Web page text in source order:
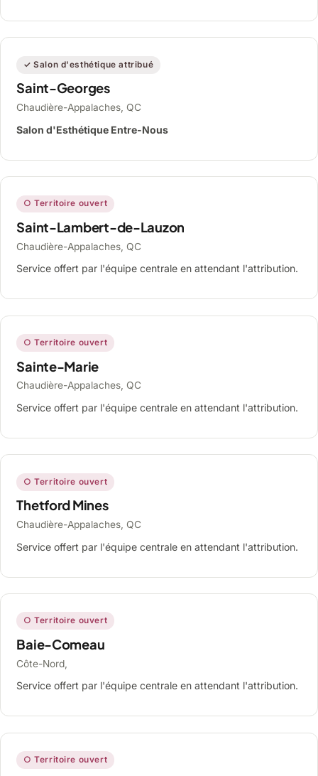
✓ Salon d'esthétique attribué
Saint-Georges
Chaudière-Appalaches, QC
Salon d'Esthétique Entre-Nous
○ Territoire ouvert
Saint-Lambert-de-Lauzon
Chaudière-Appalaches, QC
Service offert par l'équipe centrale en attendant l'attribution.
○ Territoire ouvert
Sainte-Marie
Chaudière-Appalaches, QC
Service offert par l'équipe centrale en attendant l'attribution.
○ Territoire ouvert
Thetford Mines
Chaudière-Appalaches, QC
Service offert par l'équipe centrale en attendant l'attribution.
○ Territoire ouvert
Baie-Comeau
Côte-Nord,
Service offert par l'équipe centrale en attendant l'attribution.
○ Territoire ouvert